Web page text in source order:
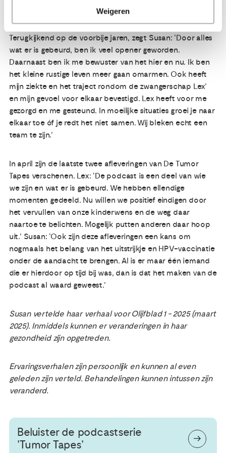
Weigeren
Een terugblik
Terugkijkend op de voorbije jaren, zegt Susan: ‘Door alles
wat er is gebeurd, ben ik veel opener geworden.
Daarnaast ben ik me bewuster van het hier en nu. Ik ben
het kleine rustige leven meer gaan omarmen. Ook heeft
mijn ziekte en het traject rondom de zwangerschap Lex’
en mijn gevoel voor elkaar bevestigd. Lex heeft voor me
gezorgd en me gesteund. In moeilijke situaties groei je naar
elkaar toe óf je redt het niet samen. Wij bleken echt een
team te zijn.’
In april zijn de laatste twee afleveringen van De Tumor
Tapes verschenen. Lex: ‘De podcast is een deel van wie
we zijn en wat er is gebeurd. We hebben ellendige
momenten gedeeld. Nu willen we positief eindigen door
het vervullen van onze kinderwens en de weg daar
naartoe te belichten. Mogelijk putten anderen daar hoop
uit.’ Susan: ‘Ook zijn deze afleveringen een kans om
nogmaals het belang van het uitstrijkje en HPV-vaccinatie
onder de aandacht te brengen. Al is er maar één iemand
die er hierdoor op tijd bij was, dan is dat het maken van de
podcast al waard geweest.’
Susan vertelde haar verhaal voor Olijfblad 1 - 2025 (maart
2025). Inmiddels kunnen er veranderingen in haar
gezondheid zijn opgetreden.
Ervaringsverhalen zijn persoonlijk en kunnen al even
geleden zijn verteld. Behandelingen kunnen intussen zijn
veranderd.
Beluister de podcastserie
'Tumor Tapes'